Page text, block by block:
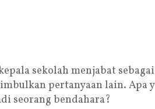
sekolah menjabat
pertanyaan lain. Apa
seorang bendahara?